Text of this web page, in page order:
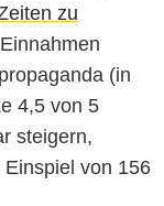
zu
(in
4,5 von 5
steigern,
von 156